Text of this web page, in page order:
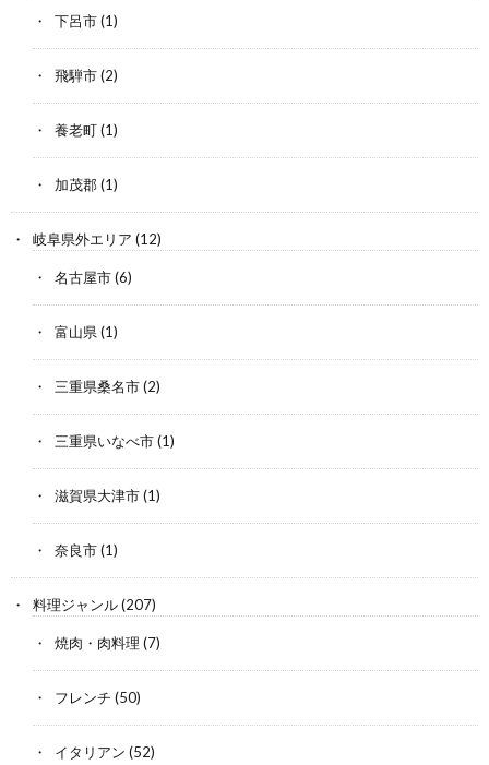
下呂市(1)
飛騨市(2)
養老町(1)
加茂郡(1)
岐阜県外エリア (12)
名古屋市(6)
富山県(1)
三重県桑名市(2)
三重県いなべ市(1)
滋賀県大津市(1)
奈良市(1)
料理ジャンル(207)
焼肉・肉料理 (7)
フレンチ (50)
イタリアン (52)